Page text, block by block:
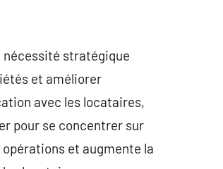
nécessité stratégique
et améliorer
avec les locataires,
pour se concentrer sur
et augmente la